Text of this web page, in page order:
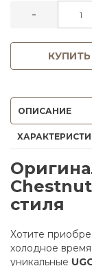
-
КУПИТЬ
ОПИСАНИЕ
стиля
Хотите
холодное
уникальные